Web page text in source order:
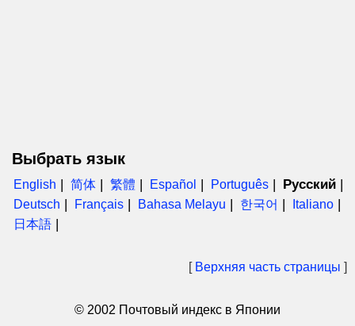
Выбрать язык
English 简体 繁體 Español Português Русский
Deutsch Français Bahasa Melayu 한국어
Italiano
日本語
[ Верхняя часть страницы ]
© 2002 Почтовый индекс в Японии